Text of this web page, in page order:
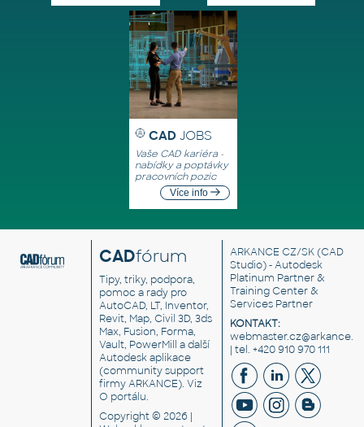
CAD JOBS
Vaše CAD kariéra -
nabídky a poptávky
pracovních pozic
Více info
CADfórum
Tipy, triky, podpora,
pomoc a rady pro
AutoCAD, LT, Inventor,
Revit, Map, Civil 3D, 3ds
Max, Fusion, Forma,
Vault, PowerMill a další
Autodesk aplikace
(community support
firmy ARKANCE). Viz
O portálu.
Copyright © 2026 |
ARKANCE CZ/SK(CAD
Studio) - Autodesk
Platinum Partner &
Training Center &
Services Partner
KONTAKT:
| tel. +420 910 970 111